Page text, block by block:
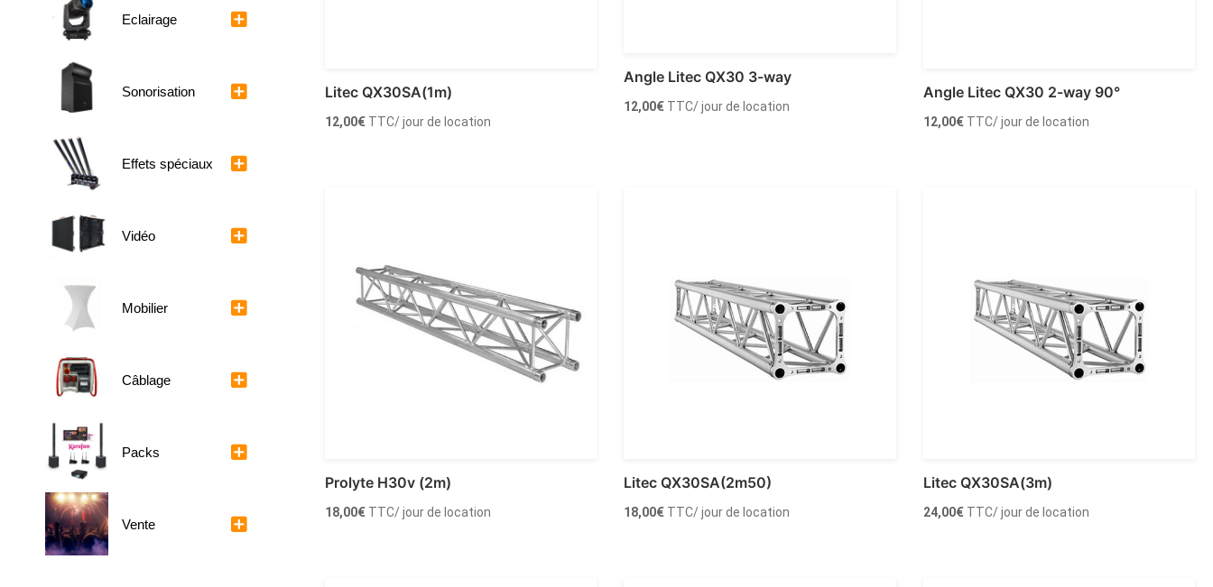
Eclairage
Sonorisation
Effets spéciaux
Vidéo
Mobilier
Câblage
Packs
Vente
Litec QX30SA(1m)
12,00€ TTC/ jour de location
Angle Litec QX30 3-way
12,00€ TTC/ jour de location
Angle Litec QX30 2-way 90°
12,00€ TTC/ jour de location
Prolyte H30v (2m)
18,00€ TTC/ jour de location
Litec QX30SA(2m50)
18,00€ TTC/ jour de location
Litec QX30SA(3m)
24,00€ TTC/ jour de location